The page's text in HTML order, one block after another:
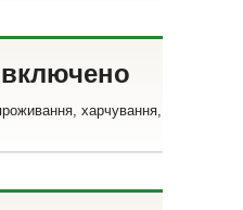
включено
харчування,